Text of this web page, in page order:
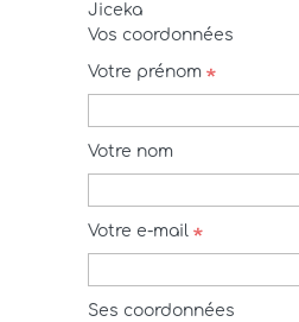
Jiceka
Vos coordonnées
Votre prénom
Votre nom
Votre e-mail
Ses coordonnées